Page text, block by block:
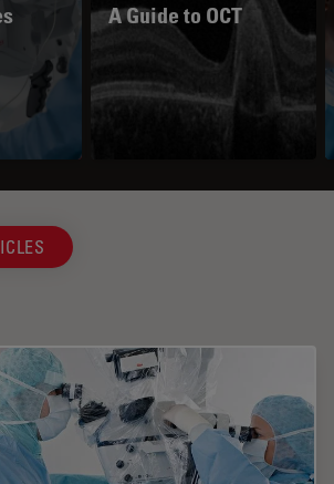
A Guide to OCT